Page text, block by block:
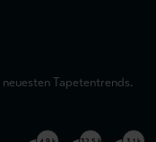
Tapetentrends.